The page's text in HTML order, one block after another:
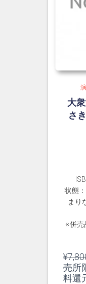
大
さ
状態
まり
※併売
¥
売所
料還